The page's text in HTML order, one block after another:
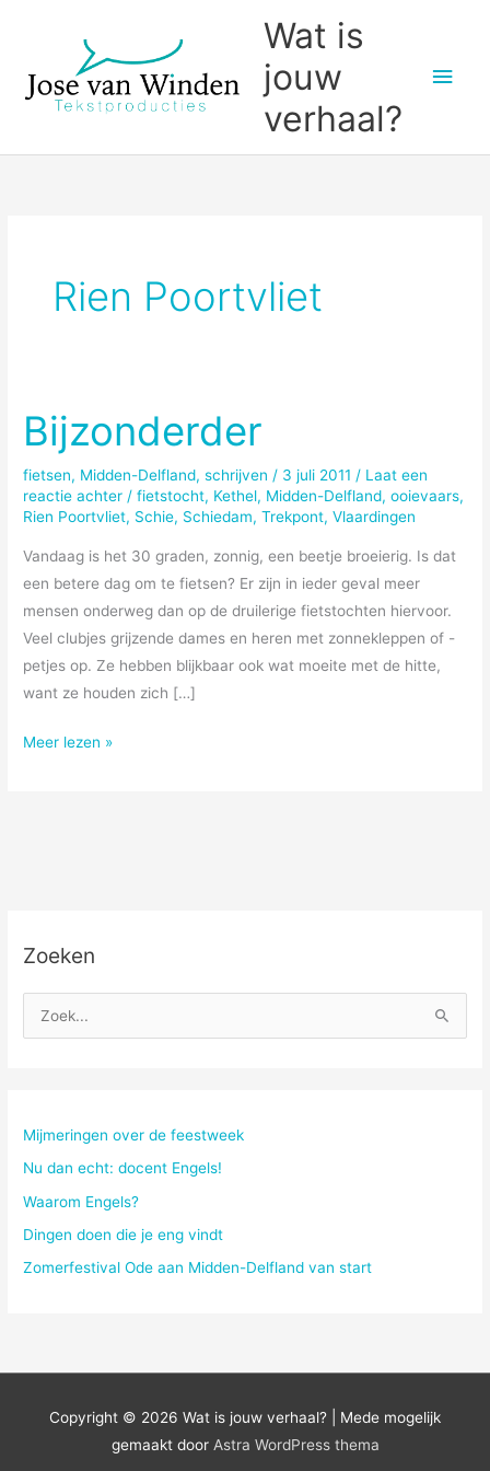
inhoud
Wat is
jouw
verhaal?
Rien Poortvliet
Bijzonderder
fietsen, Midden-Delfland,schrijven / 3 juli 2011 / Laat een
reactie achter /fietstocht, Kethel, Midden-Delfland,ooievaars,
Rien Poortvliet, Schie, Schiedam,Trekpont,Vlaardingen
Vandaag is het 30 graden, zonnig, een beetje broeierig. Is dat
een betere dag om te fietsen? Er zijn in ieder geval meer
mensen onderweg dan op de druilerige fietstochten hiervoor.
Veel clubjes grijzende dames en heren met zonnekleppen of -
petjes op. Ze hebben blijkbaar ook wat moeite met de hitte,
want ze houden zich […]
Bijzonderder
Meer lezen »
Zoeken
o
r
:
Mijmeringen over de feestweek
Nu dan echt: docent Engels!
Waarom Engels?
Dingen doen die je eng vindt
Zomerfestival Ode aan Midden-Delfland van start
Copyright © 2026 Wat is jouw verhaal? | Mede mogelijk
gemaakt door Astra WordPress thema